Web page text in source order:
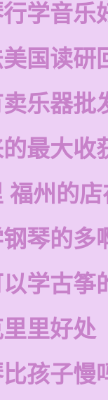
学音乐
国读研
乐器批
最大收
福州的
琴的多
学古筝
里好处
孩子慢